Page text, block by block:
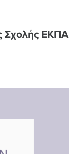
Σχολής ΕΚΠΑ